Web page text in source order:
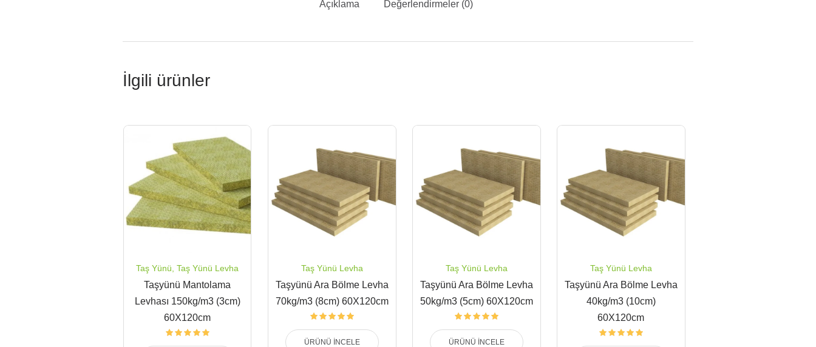
Açıklama Değerlendirmeler (0)
İlgili ürünler
Taş Yünü ,Taş Yünü Levha
Taşyünü Mantolama
Levhası 150kg/m3 (3cm)
60X120cm
Taş Yünü Levha
Taşyünü Ara Bölme Levha
70kg/m3 (8cm) 60X120cm
ÜRÜNÜ İNCELE
Taş Yünü Levha
Taşyünü Ara Bölme Levha
50kg/m3 (5cm) 60X120cm
ÜRÜNÜ İNCELE
Taş Yünü Levha
Taşyünü Ara Bölme Levha
40kg/m3 (10cm)
60X120cm